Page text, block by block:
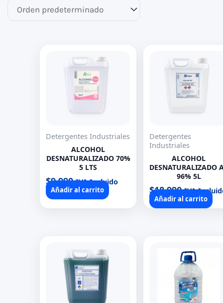
Detergentes Industriales
ALCOHOL
DESNATURALIZADO 70%
5 LTS
$9.990 IVA Incluido
Añadir al carrito
Detergentes
Industriales
ALCOHOL
DESNATURALIZADO
96% 5L
$18.990 IVA
Añadir al carrito